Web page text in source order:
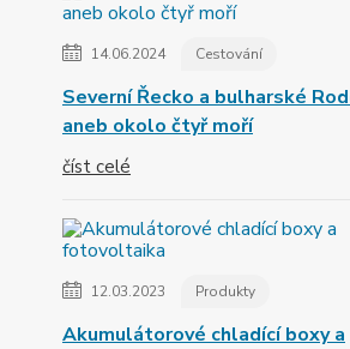
14.06.2024 Cestování
Severní Řecko a bulharské
aneb okolo čtyř moří
číst celé
12.03.2023 Produkty
Akumulátorové chladící boxy a